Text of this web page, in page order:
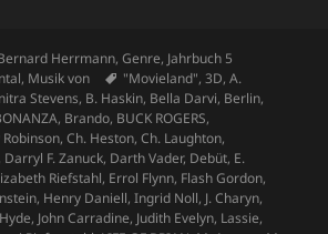
Herrmann,Genre, Jahrbuch 5
, Musik von Schlagwörter
"Movieland",3D,A.
Stevens, B. Haskin, Bella Darvi, Berlin,
, Brando, BUCK ROGERS,
Robinson,Ch. Heston,Ch. Laughton,
Darryl F. Zanuck, Darth Vader, Debüt, E.
Riefstahl, Errol Flynn, Flash Gordon,
, Henry Daniell,Ingrid Noll, J. Charyn,
, John Carradine, Judith Evelyn, Lassie,